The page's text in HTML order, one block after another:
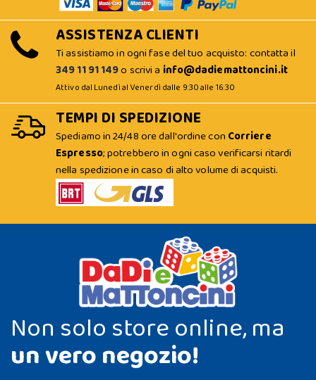
ASSISTENZA CLIENTI
Ti assistiamo in ogni fase del tuo acquisto: contatta il
349 11 91 149o scrivi a info@dadiemattoncini.it
Attivo dal Lunedì al Venerdì dalle 9:30 alle 16:30
TEMPI DI SPEDIZIONE
Spediamo in 24/48 ore dall'ordine con Corriere
Espresso; potrebbero in ogni caso verificarsi ritardi
nella spedizione in caso di alto volume di acquisti.
Non solo store online, ma
un vero negozio!